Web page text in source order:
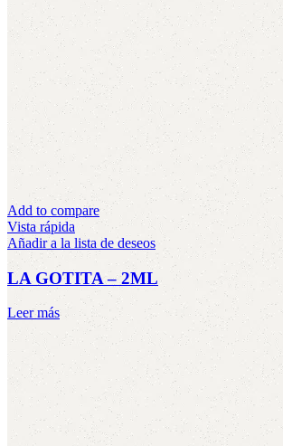
Add to compare
Vista rápida
Añadir a la lista de deseos
LA GOTITA – 2ML
Leer más